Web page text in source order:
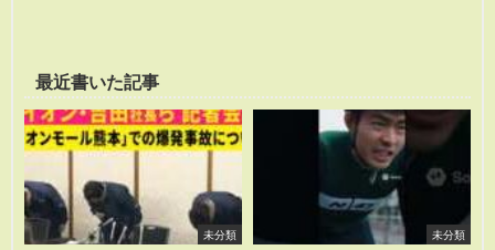
最近書いた記事
未分類 未分類